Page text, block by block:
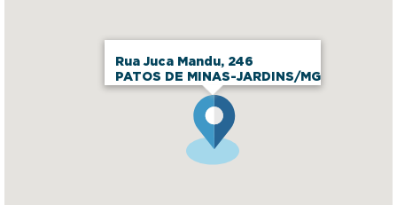
Rua Juca Mandu, 246
PATOS DE MINAS-JARDINS/MG